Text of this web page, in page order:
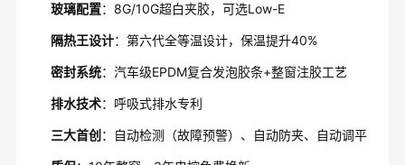
玻璃配置：8G/10G超白夹胶，可选Low-E
隔热王设计：第六代全等温设计，保温提升40%
密封系统：汽车级EPDM复合发泡胶条+整窗注胶工艺
排水技术：呼吸式排水专利
三大首创 ：自动检测（故障预警）、自动防夹、自动调平